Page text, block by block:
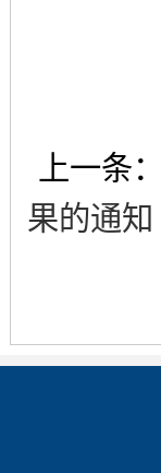
上一条：
果的通知